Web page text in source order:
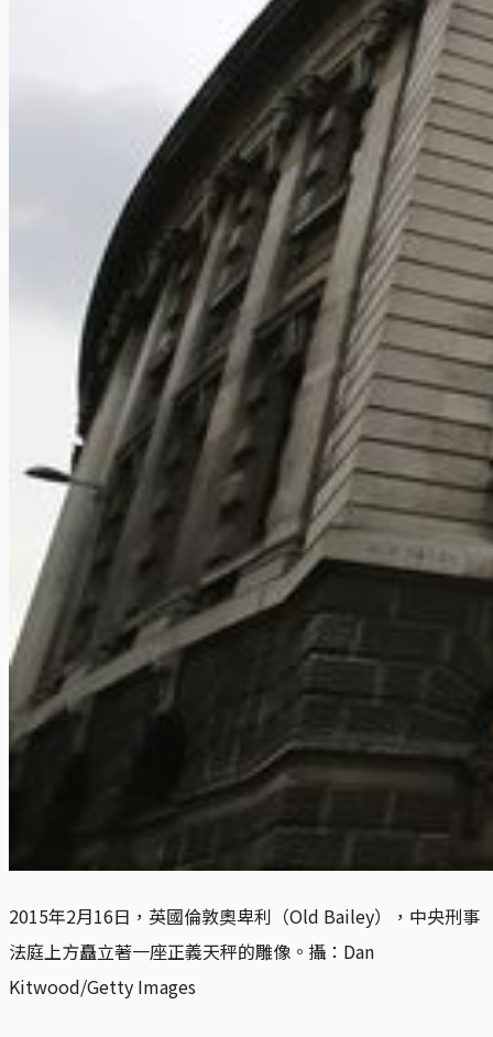
2015年2月16日，英國倫敦奧卑利（Old Bailey），中央刑事
法庭上方矗立著一座正義天秤的雕像。攝：Dan
Kitwood/Getty Images